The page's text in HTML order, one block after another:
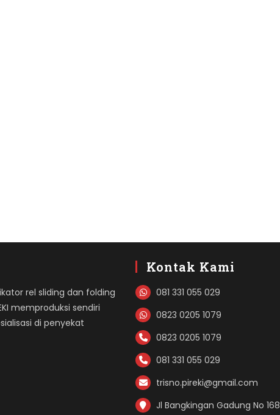
rel sliding dan folding
memproduksi sendiri
di penyekat
Kontak Kami
081 331 055 029
0823 0205 1079
0823 0205 1079
081 331 055 029
trisno.pireki@gmail.com
Jl Bangkingan Gadung No 168